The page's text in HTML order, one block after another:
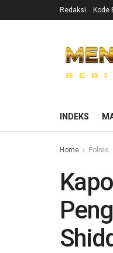
Redaksi Kode
INDEKS
Home Polres